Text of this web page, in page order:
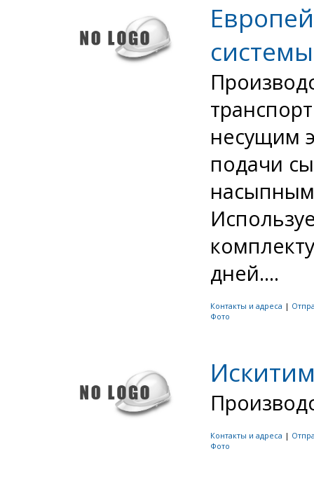
системы
несущим
подачи
дней....
Контакты и адреса |
Фото
Контакты и адреса |
Фото